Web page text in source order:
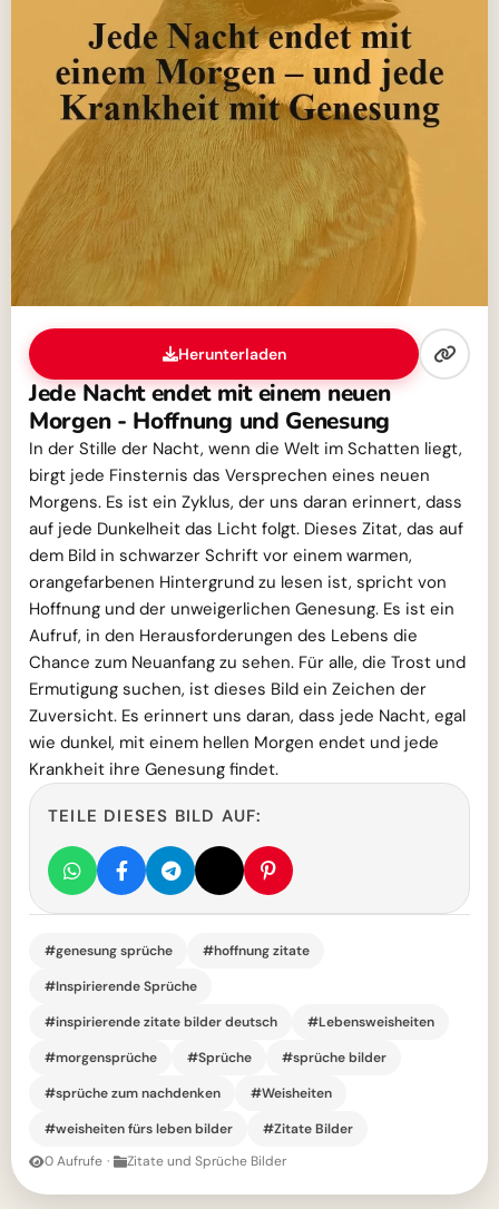
Herunterladen
Jede Nacht endet mit einem neuen
Morgen - Hoffnung und Genesung
In der Stille der Nacht, wenn die Welt im Schatten liegt,
birgt jede Finsternis das Versprechen eines neuen
Morgens. Es ist ein Zyklus, der uns daran erinnert, dass
auf jede Dunkelheit das Licht folgt. Dieses Zitat, das auf
dem Bild in schwarzer Schrift vor einem warmen,
orangefarbenen Hintergrund zu lesen ist, spricht von
Hoffnung und der unweigerlichen Genesung. Es ist ein
Aufruf, in den Herausforderungen des Lebens die
Chance zum Neuanfang zu sehen. Für alle, die Trost und
Ermutigung suchen, ist dieses Bild ein Zeichen der
Zuversicht. Es erinnert uns daran, dass jede Nacht, egal
wie dunkel, mit einem hellen Morgen endet und jede
Krankheit ihre Genesung findet.
TEILE DIESES BILD AUF:
#genesung sprüche
#hoffnung zitate
#Inspirierende Sprüche
#inspirierende zitate bilder deutsch
#Lebensweisheiten
#morgensprüche
#Sprüche
#sprüche bilder
#sprüche zum nachdenken
#Weisheiten
#weisheiten fürs leben bilder
#Zitate Bilder
0 Aufrufe · Zitate und Sprüche Bilder